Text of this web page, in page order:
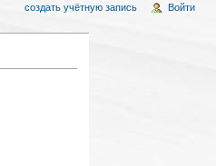
создать учётную запись Войти